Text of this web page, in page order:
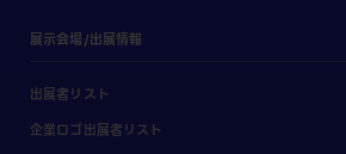
展示会場/出展情報
出展者リスト
企業ロゴ出展者リスト